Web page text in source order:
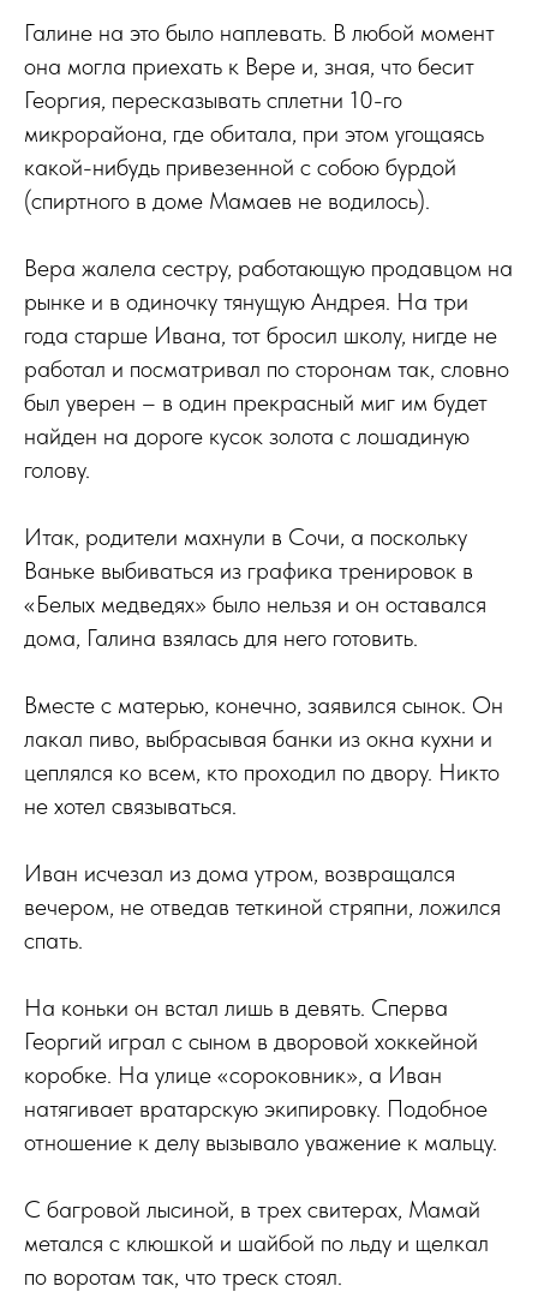
Галине на это было наплевать. В любой момент
она могла приехать к Вере и, зная, что бесит
Георгия, пересказывать сплетни 10-го
микрорайона, где обитала, при этом угощаясь
какой-нибудь привезенной с собою бурдой
(спиртного в доме Мамаев не водилось).
Вера жалела сестру, работающую продавцом на
рынке и в одиночку тянущую Андрея. На три
года старше Ивана, тот бросил школу, нигде не
работал и посматривал по сторонам так, словно
был уверен – в один прекрасный миг им будет
найден на дороге кусок золота с лошадиную
голову.
Итак, родители махнули в Сочи, а поскольку
Ваньке выбиваться из графика тренировок в
«Белых медведях» было нельзя и он оставался
дома, Галина взялась для него готовить.
Вместе с матерью, конечно, заявился сынок. Он
лакал пиво, выбрасывая банки из окна кухни и
цеплялся ко всем, кто проходил по двору. Никто
не хотел связываться.
Иван исчезал из дома утром, возвращался
вечером, не отведав теткиной стряпни, ложился
спать.
На коньки он встал лишь в девять. Сперва
Георгий играл с сыном в дворовой хоккейной
коробке. На улице «сороковник», а Иван
натягивает вратарскую экипировку. Подобное
отношение к делу вызывало уважение к мальцу.
С багровой лысиной, в трех свитерах, Мамай
метался с клюшкой и шайбой по льду и щелкал
по воротам так, что треск стоял.